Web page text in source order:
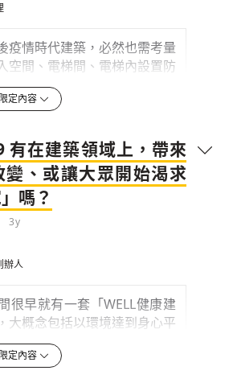
疫情時代建築，必然也需考量
空間、電梯間、電梯內設置防
光合除菌設備，於人回家、
時，來回通行的
高階設備方式減少觸碰、接觸
一進階智能化方式，相對則需
路及增加升級的建置成本。
置負離子設備，是屬於亞健
康的設備，可淨化空氣，減少
、分解有害物質，並使
沫快速沉降，降低空氣中的傳
律神經。值得一提的是...
3y
檢舉留言
健康的「健築」，而不僅在音／
定內容
有在建築領域上，帶來
變、或讓大眾開始渴求
嗎？
3y
辦人
很早就有一套「WELL健康建
大概念包括以環境達到身心平
一塊基礎就是「空氣」，因為
有做好，其它添加的功能、設
定內容